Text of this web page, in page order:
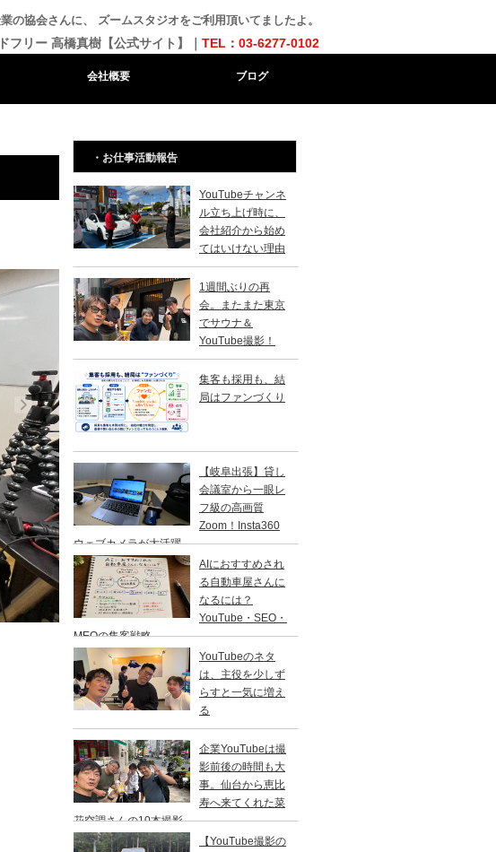
の協会さんに、 ズームスタジオをご利用頂いてましたよ。
フリー 高橋真樹【公式サイト】｜ TEL：03-6277-0102
会社概要 ブログ
・お仕事活動報告
YouTubeチャンネ
ル立ち上げ時に、
会社紹介から始め
てはいけない理由
1週間ぶりの再
会。またまた東京
でサウナ＆
YouTube撮影！
集客も採用も、結
局はファンづくり
【岐阜出張】貸し
会議室から一眼レ
フ級の高画質
Zoom！Insta360
ウェブカメラが大活躍
AIにおすすめされ
る自動車屋さんに
なるには？
YouTube・SEO・
MEOの集客戦略
YouTubeのネタ
は、主役を少しず
らすと一気に増え
る
企業YouTubeは撮
影前後の時間も大
事。仙台から恵比
寿へ来てくれた菜
花空調さんの10本撮影
【YouTube撮影の